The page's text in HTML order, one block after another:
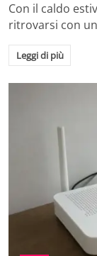
Con il caldo
ritrovarsi con
Leggi di più